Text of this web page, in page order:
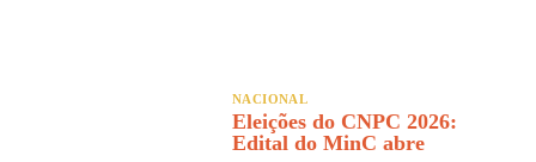
NACIONAL
Eleições do CNPC 2026:
Edital do MinC abre